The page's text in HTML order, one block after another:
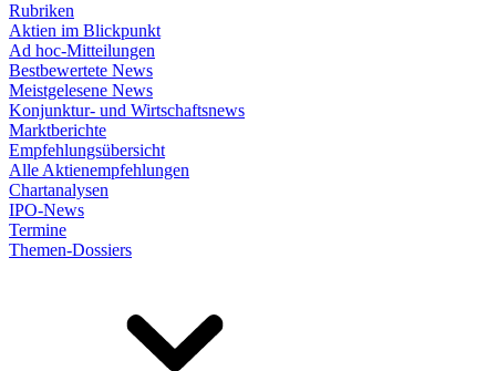
Rubriken
Aktien im Blickpunkt
Ad hoc-Mitteilungen
Bestbewertete News
Meistgelesene News
Konjunktur- und Wirtschaftsnews
Marktberichte
Empfehlungsübersicht
Alle Aktienempfehlungen
Chartanalysen
IPO-News
Termine
Themen-Dossiers